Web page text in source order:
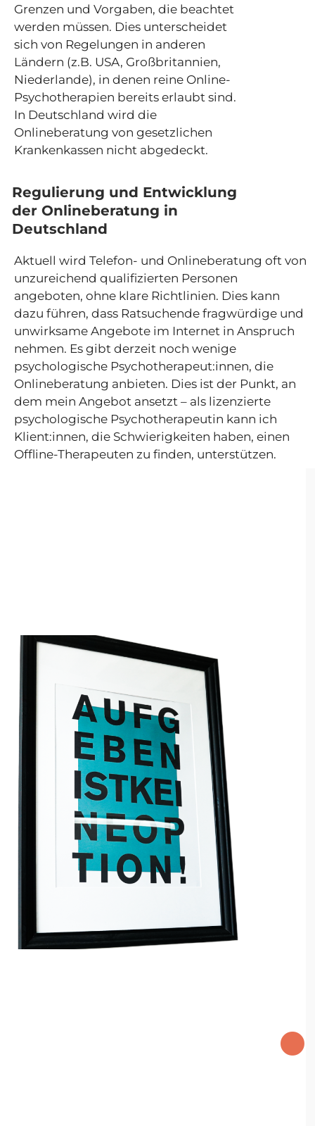
Grenzen und Vorgaben, die beachtet
werden müssen. Dies unterscheidet
sich von Regelungen in anderen
Ländern (z.B. USA, Großbritannien,
Niederlande), in denen reine Online-
Psychotherapien bereits erlaubt sind.
In Deutschland wird die
Onlineberatung von gesetzlichen
Krankenkassen nicht abgedeckt.
Regulierung und Entwicklung
der Onlineberatung in
Deutschland
Aktuell wird Telefon- und Onlineberatung oft von
unzureichend qualifizierten Personen
angeboten, ohne klare Richtlinien. Dies kann
dazu führen, dass Ratsuchende fragwürdige und
unwirksame Angebote im Internet in Anspruch
nehmen. Es gibt derzeit noch wenige
psychologische Psychotherapeut:innen, die
Onlineberatung anbieten. Dies ist der Punkt, an
dem mein Angebot ansetzt – als lizenzierte
psychologische Psychotherapeutin kann ich
Klient:innen, die Schwierigkeiten haben, einen
Offline-Therapeuten zu finden, unterstützen.